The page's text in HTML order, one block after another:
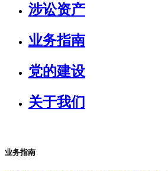
涉讼资产
业务指南
党的建设
关于我们
业务指南